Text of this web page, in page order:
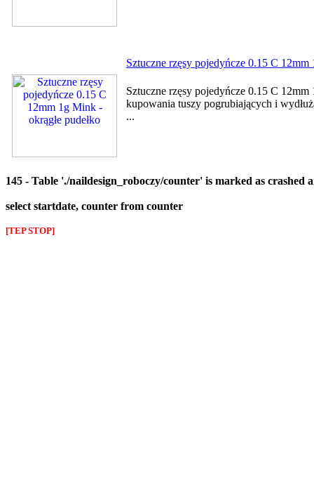
Sztuczne rzęsy pojedyńcze 0.15 C 12mm
Sztuczne rzęsy pojedyńcze 0.15 C 12mm
kupowania tuszy pogrubiających i
...
145 - Table './naildesign_roboczy/counter' is marked as crashed
select startdate, counter from counter
[TEP STOP]